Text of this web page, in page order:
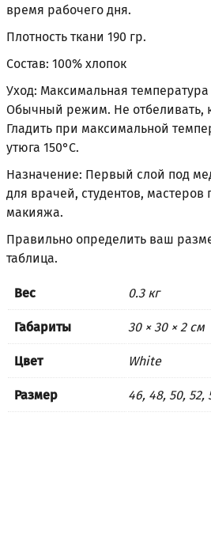
время рабочего дня.
Плотность ткани 190 гр.
Состав: 100% хлопок
Уход: Максимальная температура
Обычный режим. Не отбеливать,
Гладить при максимальной
утюга 150°С.
Назначение: Первый слой под
для врачей, студентов, мастеров
макияжа.
Правильно определить ваш
таблица.
Вес 0.3 кг
Габариты 30 × 30 × 2 см
Цвет White
Размер 46, 48, 50, 52,